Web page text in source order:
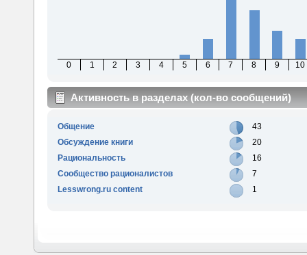
0 1 2 3 4 5 6 7 8 9 10
Активность в разделах (кол-во сообщений)
Общение
43
Обсуждение книги
20
Рациональность
16
Сообщество рационалистов
7
Lesswrong.ru content
1